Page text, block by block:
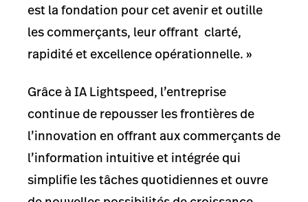
est la fondation pour cet avenir et outille
les commerçants, leur offrant clarté,
rapidité et excellence opérationnelle. »
Grâce à IA Lightspeed, l’entreprise
continue de repousser les frontières de
l’innovation en offrant aux commerçants de
l’information intuitive et intégrée qui
simplifie les tâches quotidiennes et ouvre